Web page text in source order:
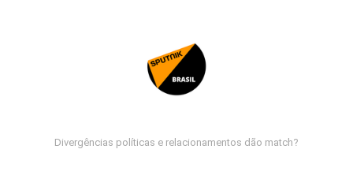
Divergências políticas e relacionamentos dão match?